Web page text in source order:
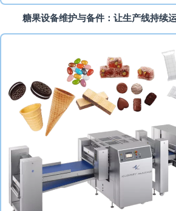
糖果设备维护与备件：让生产线持续